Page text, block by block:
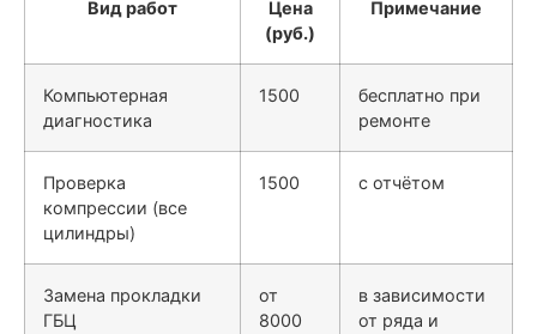
Вид работ
Цена
(руб.)
Примечание
Компьютерная
диагностика
1500
бесплатно при
ремонте
Проверка
компрессии (все
цилиндры)
1500 с отчётом
Замена прокладки
ГБЦ
от
8000
в зависимости
от ряда и